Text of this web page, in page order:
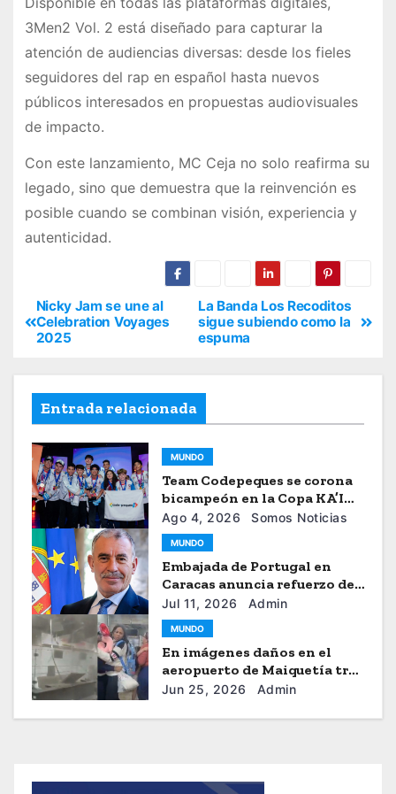
3Men2 Vol. 2 está diseñado para capturar la
atención de audiencias diversas: desde los fieles
seguidores del rap en español hasta nuevos
públicos interesados en propuestas audiovisuales
de impacto.
Con este lanzamiento, MC Ceja no solo reafirma su
legado, sino que demuestra que la reinvención es
posible cuando se combinan visión, experiencia y
autenticidad.
La Banda Los Recoditos
sigue subiendo como la
espuma
Nicky Jam se une al
Celebration Voyages
2025
Entrada relacionada
MUNDO
Team Codepeques se corona
bicampeón en la Copa KA’I
2026
Ago 4, 2026 Somos Noticias
MUNDO
Embajada de Portugal en
Caracas anuncia refuerzo de
ayuda humanitaria
Jul 11, 2026 Admin
MUNDO
En imágenes daños en el
aeropuerto de Maiquetía tras
los sismos
Jun 25, 2026 Admin